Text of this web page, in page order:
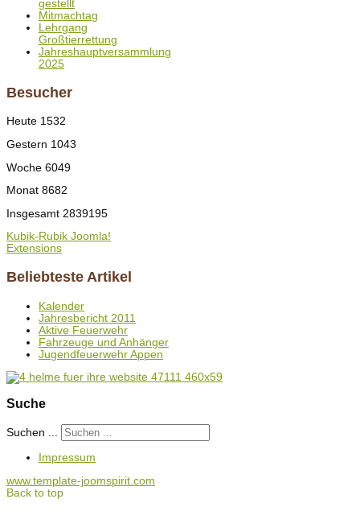
gestellt
Mitmachtag
Lehrgang
Großtierrettung
Jahreshauptversammlung
2025
Besucher
Heute 1532
Gestern 1043
Woche 6049
Monat 8682
Insgesamt 2839195
Kubik-Rubik Joomla!
Extensions
Beliebteste Artikel
Kalender
Jahresbericht 2011
Aktive Feuerwehr
Fahrzeuge und Anhänger
Jugendfeuerwehr Appen
Suche
Suchen ...
Impressum
www.template-joomspirit.com
Back to top